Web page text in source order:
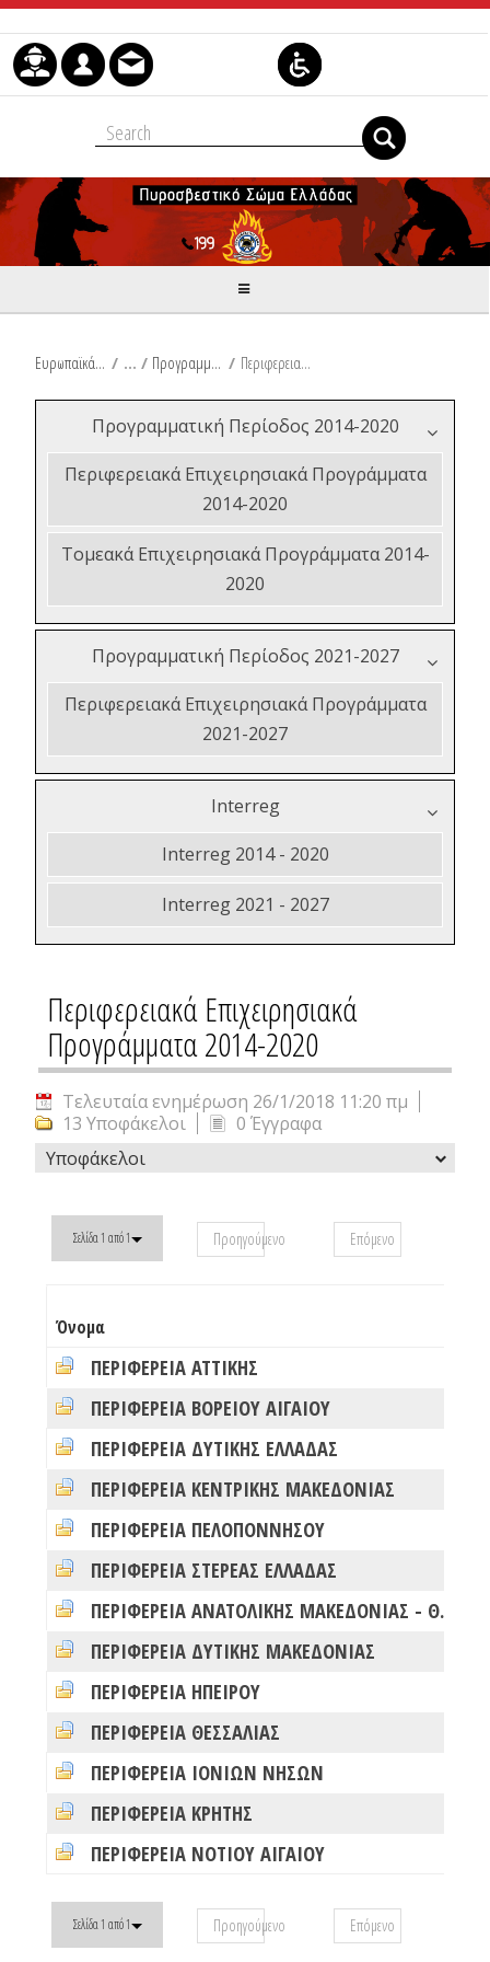
Μετάβαση στο περιεχόμενο
Ευρωπαϊκά & Αναπτυξιακά Προγράμματα / Προγραμματική Περίοδος 2014-2020 / Περιφερειακά Επιχειρησιακά Προγράμματα 2014-2020
Προγραμματική Περίοδος 2014-2020
Περιφερειακά Επιχειρησιακά Προγράμματα
2014-2020
Τομεακά Επιχειρησιακά Προγράμματα 2014-
2020
Προγραμματική Περίοδος 2021-2027
Περιφερειακά Επιχειρησιακά Προγράμματα
2021-2027
Interreg
Interreg 2014 - 2020
Interreg 2021 - 2027
Περιφερειακά Επιχειρησιακά
Προγράμματα 2014-2020
Τελευταία ενημέρωση 26/1/2018 11:20 πμ
13 Υποφάκελοι
0 Έγγραφα
Υποφάκελοι
Σελίδα 1 από 1 Προηγούμενο Επόμενο
Όνομα
ΠΕΡΙΦΕΡΕΙΑ ΑΤΤΙΚΗΣ
ΠΕΡΙΦΕΡΕΙΑ ΒΟΡΕΙΟΥ ΑΙΓΑΙΟΥ
ΠΕΡΙΦΕΡΕΙΑ ΔΥΤΙΚΗΣ ΕΛΛΑΔΑΣ
ΠΕΡΙΦΕΡΕΙΑ ΚΕΝΤΡΙΚΗΣ ΜΑΚΕΔΟΝΙΑΣ
ΠΕΡΙΦΕΡΕΙΑ ΠΕΛΟΠΟΝΝΗΣΟΥ
ΠΕΡΙΦΕΡΕΙΑ ΣΤΕΡΕΑΣ ΕΛΛΑΔΑΣ
ΠΕΡΙΦΕΡΕΙΑ ΑΝΑΤΟΛΙΚΗΣ ΜΑΚΕΔΟΝΙΑΣ - ΘΡΑΚΗΣ
ΠΕΡΙΦΕΡΕΙΑ ΔΥΤΙΚΗΣ ΜΑΚΕΔΟΝΙΑΣ
ΠΕΡΙΦΕΡΕΙΑ ΗΠΕΙΡΟΥ
ΠΕΡΙΦΕΡΕΙΑ ΘΕΣΣΑΛΙΑΣ
ΠΕΡΙΦΕΡΕΙΑ ΙΟΝΙΩΝ ΝΗΣΩΝ
ΠΕΡΙΦΕΡΕΙΑ ΚΡΗΤΗΣ
ΠΕΡΙΦΕΡΕΙΑ ΝΟΤΙΟΥ ΑΙΓΑΙΟΥ
Σελίδα 1 από 1 Προηγούμενο Επόμενο